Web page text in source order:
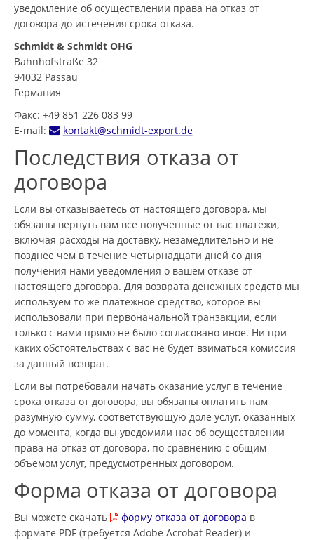
уведомление об осуществлении права на отказ от
договора до истечения срока отказа.
Schmidt & Schmidt OHG
Bahnhofstraße 32
94032 Passau
Германия
Факс: +49 851 226 083 99
E-mail:
kontakt@schmidt-export.de
Последствия отказа от
договора
Если вы отказываетесь от настоящего договора, мы
обязаны вернуть вам все полученные от вас платежи,
включая расходы на доставку, незамедлительно и не
позднее чем в течение четырнадцати дней со дня
получения нами уведомления о вашем отказе от
настоящего договора. Для возврата денежных средств мы
используем то же платежное средство, которое вы
использовали при первоначальной транзакции, если
только с вами прямо не было согласовано иное. Ни при
каких обстоятельствах с вас не будет взиматься комиссия
за данный возврат.
Если вы потребовали начать оказание услуг в течение
срока отказа от договора, вы обязаны оплатить нам
разумную сумму, соответствующую доле услуг, оказанных
до момента, когда вы уведомили нас об осуществлении
права на отказ от договора, по сравнению с общим
объемом услуг, предусмотренных договором.
Форма отказа от договора
Вы можете скачать форму отказа от договора в
формате PDF (требуется Adobe Acrobat Reader) и